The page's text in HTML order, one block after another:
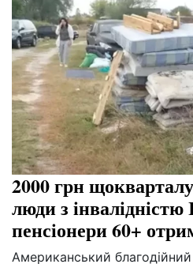
2000 грн
люди з
пенсіонери 60+
Американський